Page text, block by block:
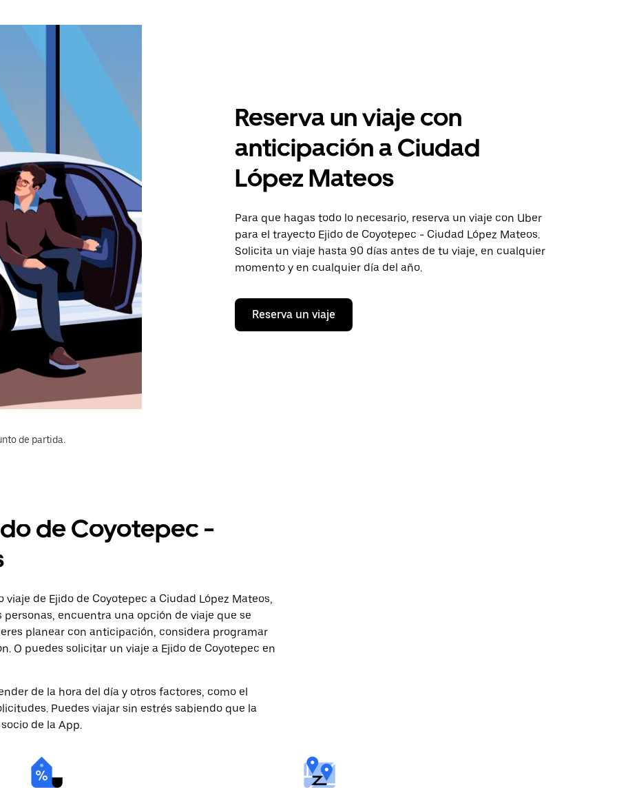
Reserva un viaje con
anticipación a Ciudad
López Mateos
Para que hagas todo lo necesario, reserva un viaje con Uber
para el trayecto Ejido de Coyotepec - Ciudad López Mateos.
Solicita un viaje hasta 90 días antes de tu viaje, en cualquier
momento y en cualquier día del año.
Reserva un viaje
de partida.
de Coyotepec -
de Ejido de Coyotepec a Ciudad López Mateos,
encuentra una opción de viaje que se
planear con anticipación, considera programar
O puedes solicitar un viaje a Ejido de Coyotepec en
de la hora del día y otros factores, como el
Puedes viajar sin estrés sabiendo que la
de la App.